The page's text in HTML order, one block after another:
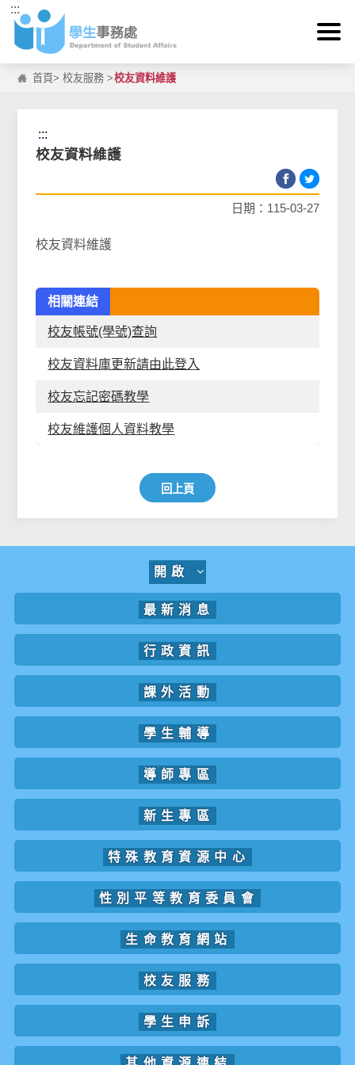
跳到主要內容區塊
:::
首頁>校友服務 >校友資料維護
:::
校友資料維護
日期：115-03-27
校友資料維護
相關連結
校友帳號(學號)查詢
校友資料庫更新請由此登入
校友忘記密碼教學
校友維護個人資料教學
回上頁
開啟
最新消息
行政資訊
課外活動
學生輔導
導師專區
新生專區
特殊教育資源中心
性別平等教育委員會
生命教育網站
校友服務
學生申訴